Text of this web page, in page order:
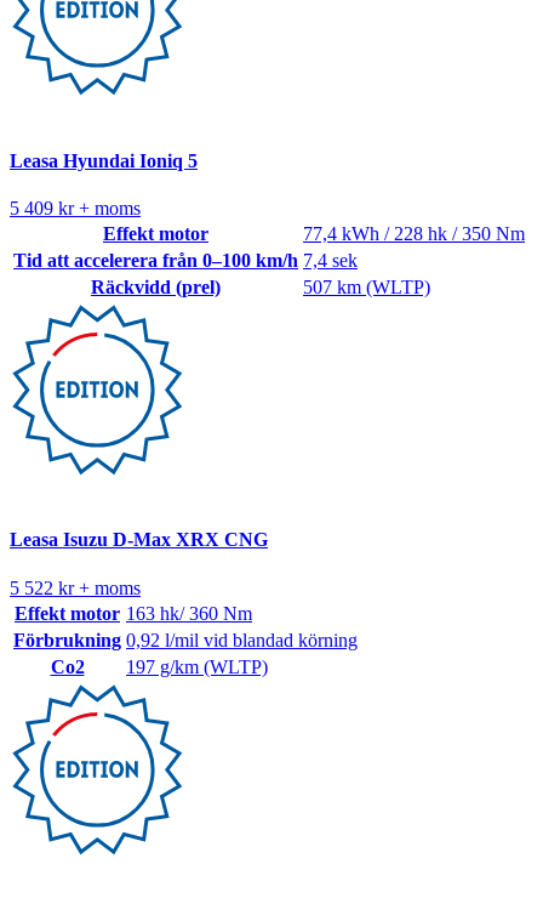
Leasa Hyundai Ioniq 5
5 409 kr + moms
Effekt motor
77,4 kWh / 228 hk / 350 Nm
Tid att accelerera från 0–100 km/h 7,4 sek
Räckvidd (prel)
507 km (WLTP)
Leasa Isuzu D-Max XRX CNG
5 522 kr + moms
Effekt motor 163 hk/ 360 Nm
Förbrukning 0,92 l/mil vid blandad körning
Co2
197 g/km (WLTP)